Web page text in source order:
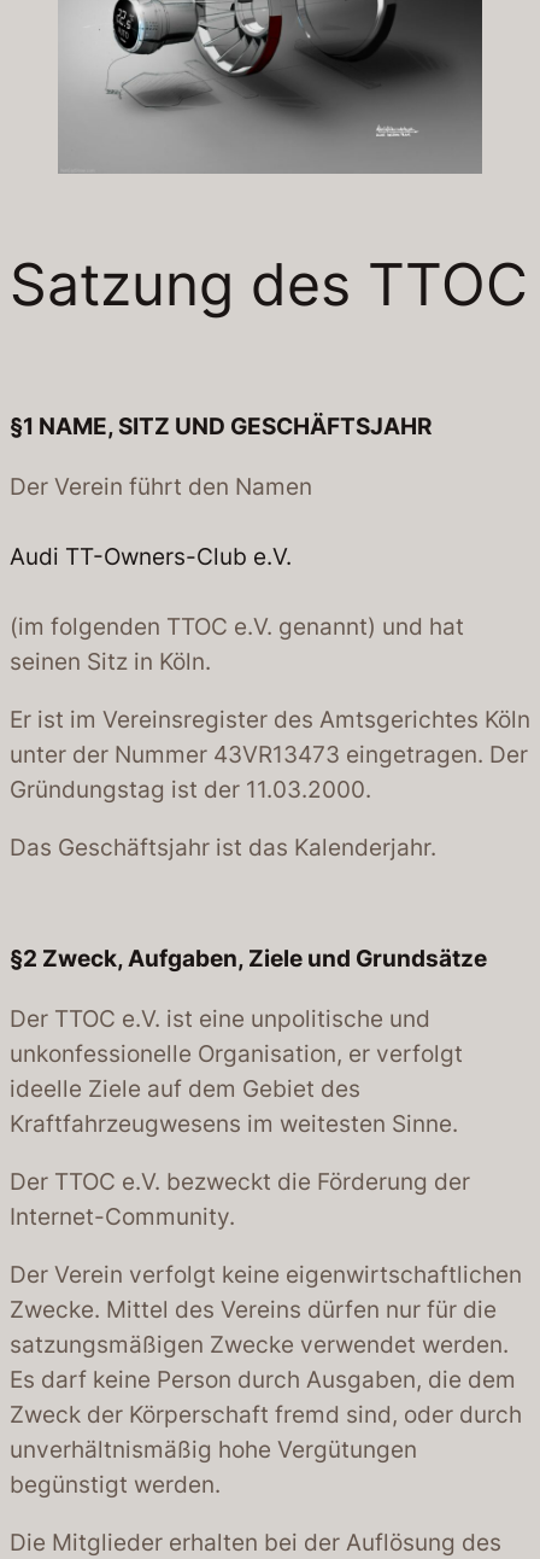
Satzung des TTOC
§1 NAME, SITZ UND GESCHÄFTSJAHR
Der Verein führt den Namen
Audi TT-Owners-Club e.V.
(im folgenden TTOC e.V. genannt) und hat
seinen Sitz in Köln.
Er ist im Vereinsregister des Amtsgerichtes Köln
unter der Nummer 43VR13473 eingetragen. Der
Gründungstag ist der 11.03.2000.
Das Geschäftsjahr ist das Kalenderjahr.
§2 Zweck, Aufgaben, Ziele und Grundsätze
Der TTOC e.V. ist eine unpolitische und
unkonfessionelle Organisation, er verfolgt
ideelle Ziele auf dem Gebiet des
Kraftfahrzeugwesens im weitesten Sinne.
Der TTOC e.V. bezweckt die Förderung der
Internet-Community.
Der Verein verfolgt keine eigenwirtschaftlichen
Zwecke. Mittel des Vereins dürfen nur für die
satzungsmäßigen Zwecke verwendet werden.
Es darf keine Person durch Ausgaben, die dem
Zweck der Körperschaft fremd sind, oder durch
unverhältnismäßig hohe Vergütungen
begünstigt werden.
Die Mitglieder erhalten bei der Auflösung des